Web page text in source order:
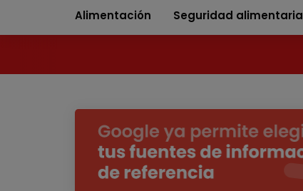
Alimentación Seguridad alimentaria